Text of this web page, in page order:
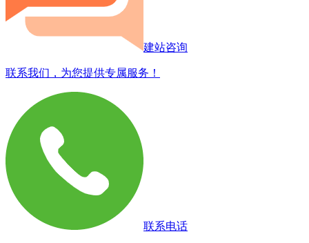
建站咨询
联系我们，为您提供专属服务！
联系电话